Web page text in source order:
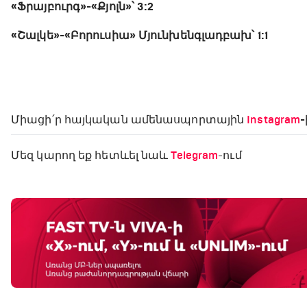
«Ֆրայբուրգ»-«Քյոլն»՝ 3:2
«Շալկե»-«Բորուսիա» Մյունխենգլադբախ՝ 1:1
Միացի՛ր հայկական ամենասպորտային Instagram
Մեզ կարող եք հետևել նաև Telegram-ում